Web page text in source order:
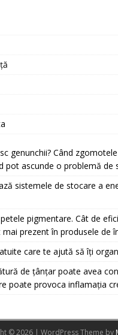
genunchii? Când
pot ascunde o problemă de
sistemele de stocare a
pigmentare. Cât de
prezent în produsele de
care te ajută să îți
de țânțar poate avea
poate provoca inflamația
© 2026 | WordPress Theme by